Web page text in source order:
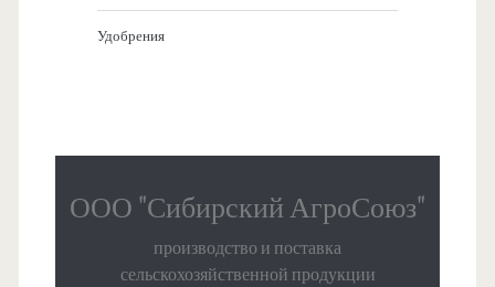
Удобрения
ООО "Сибирский АгроСоюз"
производство и поставка
сельскохозяйственной продукции